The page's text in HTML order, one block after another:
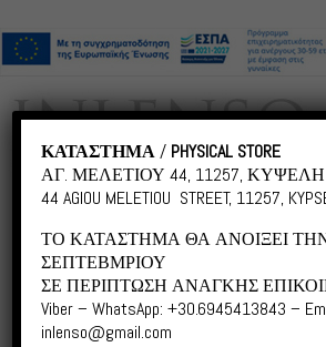
KONSTANS
PROFESSIONAL
ΚΑΤΑΣΤΗΜΑ/ PHYSICAL STORE
ΑΓ. ΜΕΛΕΤΙΟΥ 44, 11257, ΚΥΨΕΛΗ
44 AGIOU MELETIOU STREET, 11257,
ΤΟ ΚΑΤΑΣΤΗΜΑ ΘΑ ΑΝΟΙΞΕΙ ΤΗΝ
ΣΕΠΤΕΒΜΡΙΟΥ
ΣΕ ΠΕΡΙΠΤΩΣΗ ΑΝΑΓΚΗΣ
Viber – WhatsApp: +30.6945413843 –
inlenso@gmail.com